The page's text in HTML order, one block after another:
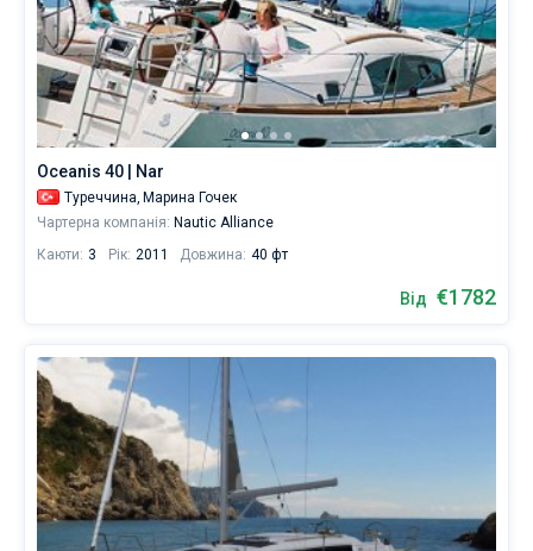
Oceanis 40 | Nar
Туреччина, Марина Гочек
Чартерна компанія: Nautic Alliance
Каюти: 3 Рік: 2011 Довжина: 40 фт
Від €1782